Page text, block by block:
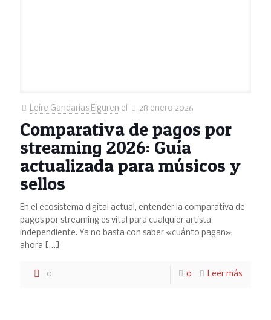
Leire Gandarias Eiguren el 28 enero 2026
Comparativa de pagos por
streaming 2026: Guía
actualizada para músicos y
sellos
En el ecosistema digital actual, entender la comparativa de
pagos por streaming es vital para cualquier artista
independiente. Ya no basta con saber «cuánto pagan»;
ahora […]
0 0 Leer más